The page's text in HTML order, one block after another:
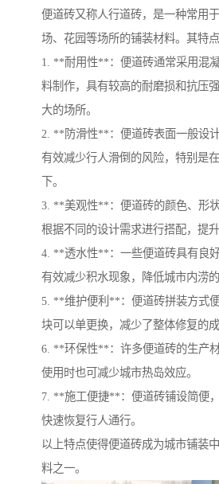
便道砖又称人行道砖，是一种常用
场、花园等场所的铺装材料。其特点
1. **耐用性**：便道砖通常采用混
料制作，具有较高的耐磨损和抗压
大的场所。
2. **防滑性**：便道砖表面一般设
有效减少行人滑倒的风险，特别是
下。
3. **美观性**：便道砖的颜色、形
根据不同的设计需求进行搭配，提升
4. **透水性**：一些便道砖具有良
有效减少积水现象，降低城市内涝的
5. **维护便利**：便道砖拼装方式
块可以单更换，减少了整体修复的成
6. **环保性**：许多便道砖的生产材
使用时也可减少城市热岛效应。
7. **施工便捷**：便道砖铺设简便
快速恢复行人通行。
以上特点使得便道砖成为城市铺装
料之一。